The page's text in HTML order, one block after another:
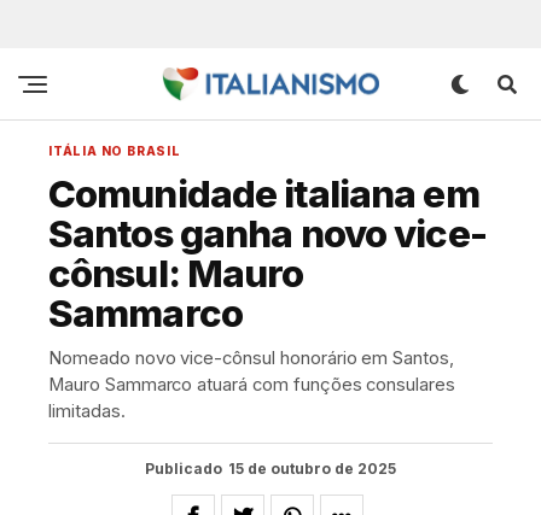
ITÁLIA NO BRASIL
Comunidade italiana em
Santos ganha novo vice-
cônsul: Mauro
Sammarco
Nomeado novo vice-cônsul honorário em Santos,
Mauro Sammarco atuará com funções consulares
limitadas.
Publicado 15 de outubro de 2025